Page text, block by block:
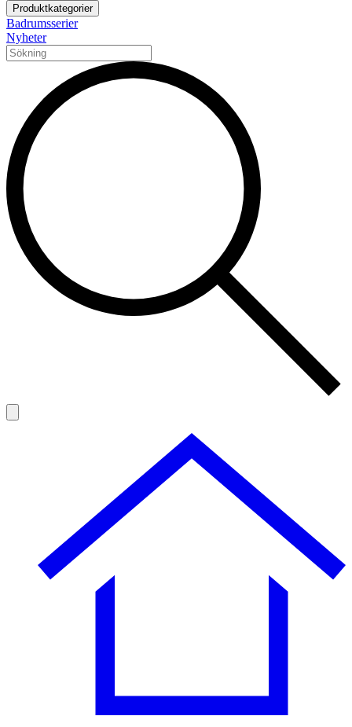
Produktkategorier
Badrumsserier
Nyheter